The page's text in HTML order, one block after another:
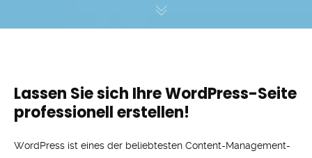
Lassen Sie sich Ihre WordPress-Seite
professionell erstellen!
WordPress ist eines der beliebtesten Content-Management-